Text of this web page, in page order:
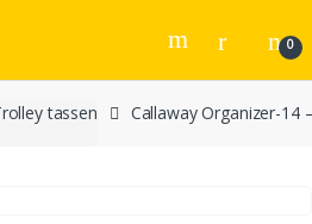
0
tassen Callaway Organizer-14